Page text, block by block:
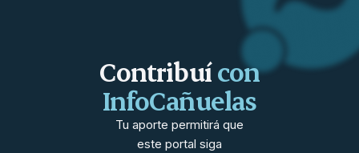
Contribuícon
InfoCañuelas
Tu aporte permitirá que
este portal siga